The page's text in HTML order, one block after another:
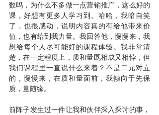
数吗，为什么不多做一点营销推广，这么好的
课，好想有更多人学习到。哈哈，我暗自笑
了，也很感动，说明内容真的有给他带来价
值，也有给到我力量。我回答他，慢慢来，我
想给每个人尽可能好的课程体验。我非常清
楚，在一定程度上，质和量既相成又相悖，但
我们课程里一直说什么来着？不是二元对立
的，慢慢来，在质和量面前，我倾向于先保
质，量随缘。
前阵子发生过一件让我和伙伴深入探讨的事，